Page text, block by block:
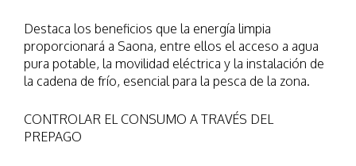
Destaca los beneficios que la energía limpia
proporcionará a Saona, entre ellos el acceso a agua
pura potable, la movilidad eléctrica y la instalación de
la cadena de frío, esencial para la pesca de la zona.
CONTROLAR EL CONSUMO A TRAVÉS DEL
PREPAGO